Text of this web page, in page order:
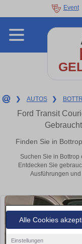
Alle Cookies
Einstellungen
Event
❯ AUTOS ❯
Ford Transit
Finden Sie in
Suchen Sie in
Entdecken Sie
Ausführungen